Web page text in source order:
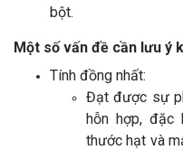
bột.
Một số vấn đề cần lưu ý
Tính đồng nhất:
Đạt được sự
hỗn hợp, đặc
thước hạt và